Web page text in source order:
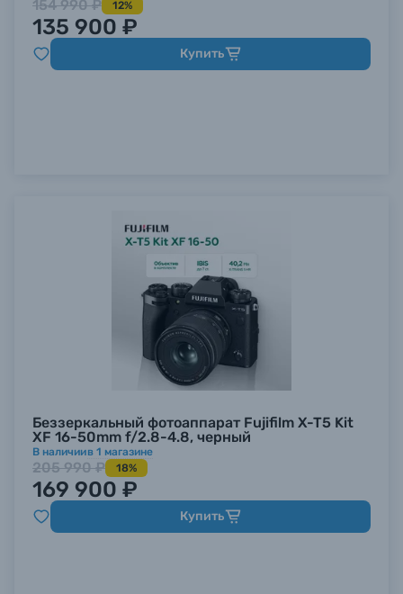
154 990 ₽ 12%
135 900 ₽
Купить
Беззеркальный фотоаппарат Fujifilm X-T5 Kit
XF 16-50mm f/2.8-4.8, черный
В наличиив 1 магазине
205 990 ₽ 18%
169 900 ₽
Купить